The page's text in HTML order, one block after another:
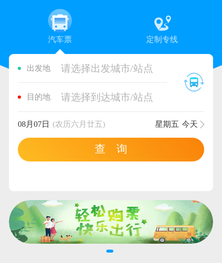
汽车票 定制专线
出发地 请选择出发城市/站点
目的地 请选择到达城市/站点
08月07日 (农历六月廿五) 星期五 今天
查 询